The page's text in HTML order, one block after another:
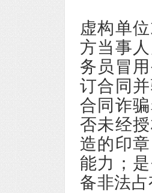
虚构单
方当事
务员冒
订合同
合同诈
否未经
造的印
能力；
备非法